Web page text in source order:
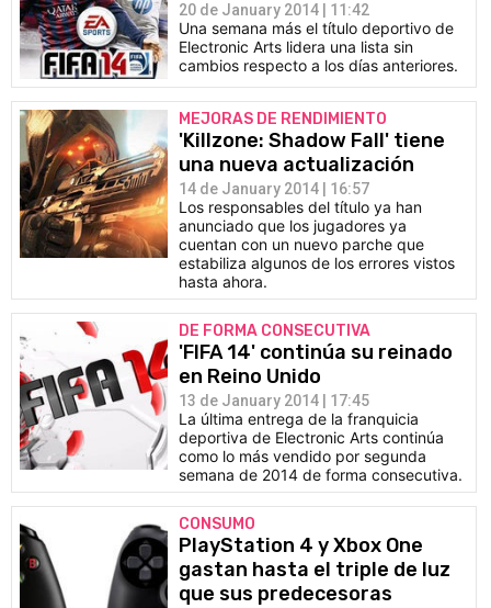
20 de January 2014 | 11:42
Una semana más el título deportivo de
Electronic Arts lidera una lista sin
cambios respecto a los días anteriores.
MEJORAS DE RENDIMIENTO
'Killzone: Shadow Fall' tiene
una nueva actualización
14 de January 2014 | 16:57
Los responsables del título ya han
anunciado que los jugadores ya
cuentan con un nuevo parche que
estabiliza algunos de los errores vistos
hasta ahora.
DE FORMA CONSECUTIVA
'FIFA 14' continúa su reinado
en Reino Unido
13 de January 2014 | 17:45
La última entrega de la franquicia
deportiva de Electronic Arts continúa
como lo más vendido por segunda
semana de 2014 de forma consecutiva.
CONSUMO
PlayStation 4 y Xbox One
gastan hasta el triple de luz
que sus predecesoras